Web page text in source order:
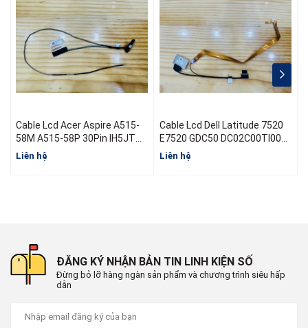
Cable Lcd Acer Aspire A515-
58M A515-58P 30Pin IH5JT
50.KHJN2.003 DC02004B300
Liên hệ
Cable Lcd Dell Latitude 7520
E7520 GDC50 DC02C00TI00
08V84N EDP FHD 2.7 RGB
30Pin 0.5
Liên hệ
ĐĂNG KÝ NHẬN BẢN TIN LINH KIỆN SỐ
Đừng bỏ lỡ hàng ngàn sản phẩm và chương trình siêu hấp
dẫn